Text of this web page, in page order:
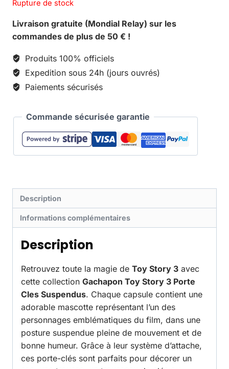
Rupture de stock
Livraison gratuite (Mondial Relay) sur les
commandes de plus de 50 € !
Produits 100% officiels
Expedition sous 24h (jours ouvrés)
Paiements sécurisés
Commande sécurisée garantie
Description
Informations complémentaires
Description
Retrouvez toute la magie de Toy Story 3 avec
cette collection Gachapon Toy Story 3 Porte
Cles Suspendus. Chaque capsule contient une
adorable mascotte représentant l’un des
personnages emblématiques du film, dans une
posture suspendue pleine de mouvement et de
bonne humeur. Grâce à leur système d’attache,
ces porte-clés sont parfaits pour décorer un